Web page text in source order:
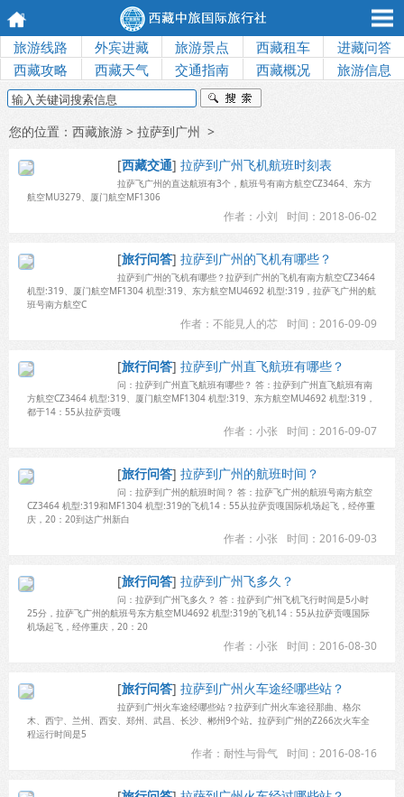
旅游线路 外宾进藏 旅游景点 西藏租车
进藏问答
西藏攻略
西藏天气 交通指南 西藏概况 旅游信息
您的位置： 西藏旅游 > 拉萨到广州 >
[西藏交通] 拉萨到广州飞机航班时刻表
拉萨飞广州的直达航班有3个，航班号有南方航空CZ3464、东方
航空MU3279、厦门航空MF1306
时间：2018-06-02
作者：小刘
[旅行问答] 拉萨到广州的飞机有哪些？
拉萨到广州的飞机有哪些？拉萨到广州的飞机有南方航空CZ3464
机型:319、厦门航空MF1304 机型:319、东方航空MU4692 机型:319，拉萨飞广州的航
班号南方航空C
时间：2016-09-09
作者：不能見人的芯
[旅行问答] 拉萨到广州直飞航班有哪些？
问：拉萨到广州直飞航班有哪些？ 答：拉萨到广州直飞航班有南
方航空CZ3464 机型:319、厦门航空MF1304 机型:319、东方航空MU4692 机型:319，
都于14：55从拉萨贡嘎
时间：2016-09-07
作者：小张
[旅行问答] 拉萨到广州的航班时间？
问：拉萨到广州的航班时间？ 答：拉萨飞广州的航班号南方航空
CZ3464 机型:319和MF1304 机型:319的飞机14：55从拉萨贡嘎国际机场起飞，经停重
庆，20：20到达广州新白
时间：2016-09-03
作者：小张
[旅行问答] 拉萨到广州飞多久？
问：拉萨到广州飞多久？ 答：拉萨到广州飞机飞行时间是5小时
25分，拉萨飞广州的航班号东方航空MU4692 机型:319的飞机14：55从拉萨贡嘎国际
机场起飞，经停重庆，20：20
时间：2016-08-30
作者：小张
[旅行问答] 拉萨到广州火车途经哪些站？
拉萨到广州火车途经哪些站？拉萨到广州火车途径那曲、格尔
木、西宁、兰州、西安、郑州、武昌、长沙、郴州9个站。拉萨到广州的Z266次火车全
程运行时间是5
时间：2016-08-16
作者：耐性与骨气